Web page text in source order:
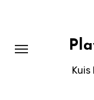
Kuis